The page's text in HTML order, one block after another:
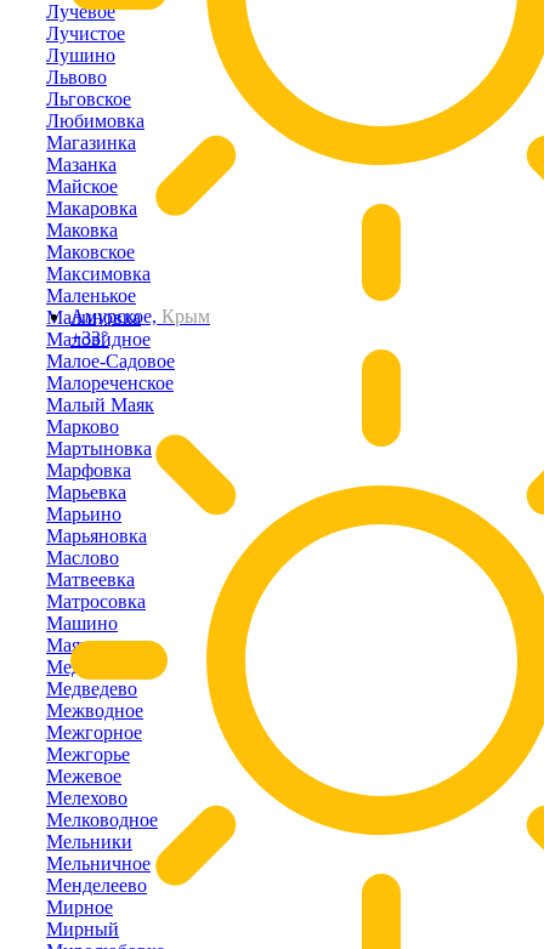
Амурское, Крым
+33°
Лучевое
Лучистое
Лушино
Львово
Льговское
Любимовка
Магазинка
Мазанка
Майское
Макаровка
Маковка
Маковское
Максимовка
Маленькое
Малиновка
Маловидное
Малое-Садовое
Малореченское
Малый Маяк
Марково
Мартыновка
Марфовка
Марьевка
Марьино
Марьяновка
Маслово
Матвеевка
Матросовка
Машино
Маяк
Медведевка
Медведево
Межводное
Межгорное
Межгорье
Межевое
Мелехово
Мелководное
Мельники
Мельничное
Менделеево
Мирное
Мирный